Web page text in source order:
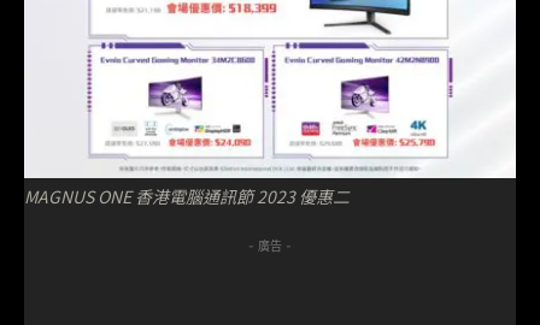
MAGNUS ONE 香港電腦通訊節 2023 優惠二
- 廣告 -